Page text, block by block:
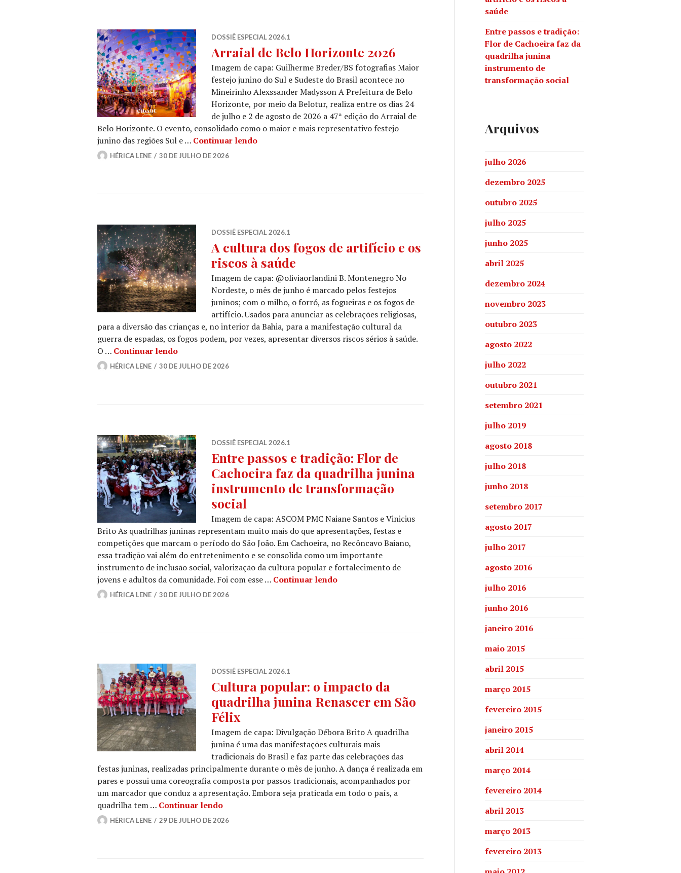
DOSSIÊ ESPECIAL 2026.1
Arraial de Belo Horizonte 2026
Imagem de capa: Guilherme Breder/BS fotografias Maior
festejo junino do Sul e Sudeste do Brasil acontece no
Mineirinho Alexssander Madysson A Prefeitura de Belo
Horizonte, por meio da Belotur, realiza entre os dias 24
de julho e 2 de agosto de 2026 a 47ª edição do Arraial de
Belo Horizonte. O evento, consolidado como o maior e mais representativo festejo
junino das regiões Sul e … Continuar lendoArraial de Belo Horizonte 2026
HÉRICA LENE 30 DE JULHO DE 2026
DOSSIÊ ESPECIAL 2026.1
A cultura dos fogos de artifício e os
riscos à saúde
Imagem de capa: @oliviaorlandini B. Montenegro No
Nordeste, o mês de junho é marcado pelos festejos
juninos; com o milho, o forró, as fogueiras e os fogos de
artifício. Usados para anunciar as celebrações religiosas,
para a diversão das crianças e, no interior da Bahia, para a manifestação cultural da
guerra de espadas, os fogos podem, por vezes, apresentar diversos riscos sérios à saúde.
O … Continuar lendoA cultura dos fogos de artifício e os riscos à saúde
HÉRICA LENE 30 DE JULHO DE 2026
DOSSIÊ ESPECIAL 2026.1
Entre passos e tradição: Flor de
Cachoeira faz da quadrilha junina
instrumento de transformação
social
Imagem de capa: ASCOM PMC Naiane Santos e Vinicius
Brito As quadrilhas juninas representam muito mais do que apresentações, festas e
competições que marcam o período do São João. Em Cachoeira, no Recôncavo Baiano,
essa tradição vai além do entretenimento e se consolida como um importante
instrumento de inclusão social, valorização da cultura popular e fortalecimento de
jovens e adultos da comunidade. Foi com esse … Continuar lendoEntre passos e tradição: Flor de Cachoeira faz da quadrilha junina instrumento de
HÉRICA LENE 30 DE JULHO DE 2026
DOSSIÊ ESPECIAL 2026.1
Cultura popular: o impacto da
quadrilha junina Renascer em São
Félix
Imagem de capa: Divulgação Débora Brito A quadrilha
junina é uma das manifestações culturais mais
tradicionais do Brasil e faz parte das celebrações das
festas juninas, realizadas principalmente durante o mês de junho. A dança é realizada em
pares e possui uma coreografia composta por passos tradicionais, acompanhados por
um marcador que conduz a apresentação. Embora seja praticada em todo o país, a
quadrilha tem … Continuar lendoCultura popular: o impacto da quadrilha junina Renascer em São Félix
HÉRICA LENE 29 DE JULHO DE 2026
saúde
Entre passos e tradição:
Flor de Cachoeira faz da
quadrilha junina
instrumento de
transformação social
Arquivos
julho 2026
dezembro 2025
outubro 2025
julho 2025
junho 2025
abril 2025
dezembro 2024
novembro 2023
outubro 2023
agosto 2022
julho 2022
outubro 2021
setembro 2021
julho 2019
agosto 2018
julho 2018
junho 2018
setembro 2017
agosto 2017
julho 2017
agosto 2016
julho 2016
junho 2016
janeiro 2016
maio 2015
abril 2015
março 2015
fevereiro 2015
janeiro 2015
abril 2014
março 2014
fevereiro 2014
abril 2013
março 2013
fevereiro 2013